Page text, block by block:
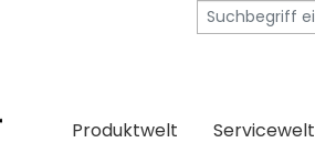
Produktwelt Servicewelt